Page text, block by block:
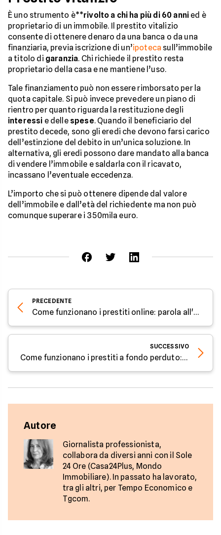
È uno strumento è**rivolto a chi ha più di 60 anni ed è
proprietario di un immobile. Il prestito vitalizio
consente di ottenere denaro da una banca o da una
finanziaria, previa iscrizione di un’ipoteca sull’immobile
a titolo di garanzia. Chi richiede il prestito resta
proprietario della casa e ne mantiene l’uso.
Tale finanziamento può non essere rimborsato per la
quota capitale. Si può invece prevedere un piano di
rientro per quanto riguarda la restituzione degli
interessi e delle spese. Quando il beneficiario del
prestito decede, sono gli eredi che devono farsi carico
dell’estinzione del debito in un’unica soluzione. In
alternativa, gli eredi possono dare mandato alla banca
di vendere l’immobile e saldarla con il ricavato,
incassano l’eventuale eccedenza.
L’importo che si può ottenere dipende dal valore
dell’immobile e dall’età del richiedente ma non può
comunque superare i 350mila euro.
PRECEDENTE
Come funzionano i prestiti online: parola all'esperto di Facile.it
SUCCESSIVO
Come funzionano i prestiti a fondo perduto: parola all'esperto di Facile.it
Autore
Giornalista professionista,
collabora da diversi anni con il Sole
24 Ore (Casa24Plus, Mondo
Immobiliare). In passato ha lavorato,
tra gli altri, per Tempo Economico e
Tgcom.